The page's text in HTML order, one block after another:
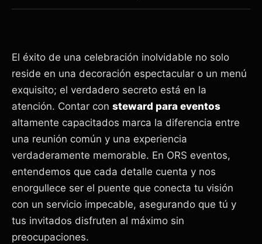
El éxito de una celebración inolvidable no solo
reside en una decoración espectacular o un menú
exquisito; el verdadero secreto está en la
atención. Contar con steward para eventos
altamente capacitados marca la diferencia entre
una reunión común y una experiencia
verdaderamente memorable. En ORS eventos,
entendemos que cada detalle cuenta y nos
enorgullece ser el puente que conecta tu visión
con un servicio impecable, asegurando que tú y
tus invitados disfruten al máximo sin
preocupaciones.